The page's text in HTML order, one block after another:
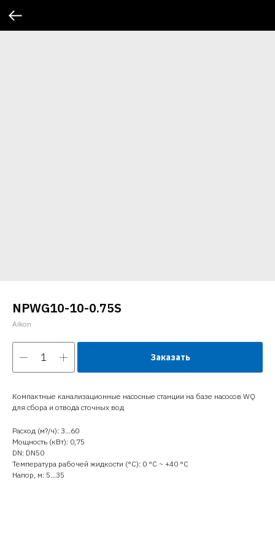
NPWG10-10-0.75S
Aikon
Заказать
Компактные канализационные насосные станции на базе насосов WQ
для сбора и отвода сточных вод
Расход (м?/ч): 3…60
Мощность (кВт): 0,75
DN: DN50
Температура рабочей жидкости (°C): 0 °С ~ +40 °С
Напор, м: 5…35